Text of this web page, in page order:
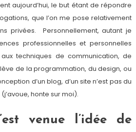
aujourd’hui, le but étant de répondre
que l’on me pose relativement
privées. Personnellement, autant je
professionnelles et personnelles
techniques de communication, de
de la programmation, du design, ou
d’un blog, d’un site n’est pas du
honte sur moi).
venue l’idée de